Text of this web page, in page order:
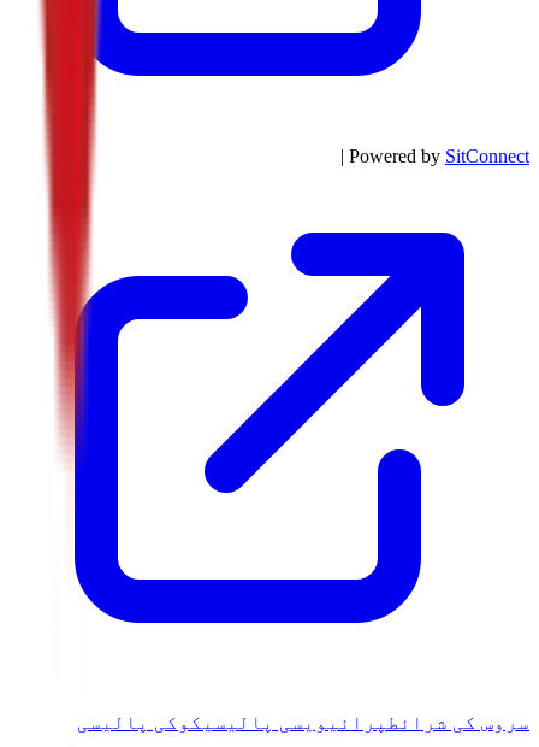
| Powered by SitConnect
سروس کی شرائط پرائیویسی پالیسی کوکی پالیسی